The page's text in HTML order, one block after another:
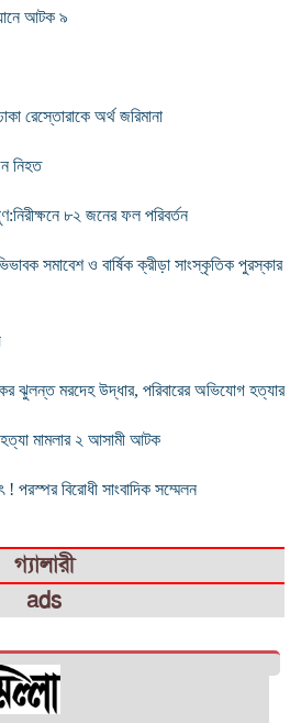
আটক ৯
রেস্তোরাকে অর্থ জরিমানা
নিহত
৮২ জনের ফল পরিবর্তন
সমাবেশ ও বার্ষিক ক্রীড়া সাংস্কৃতিক পুরস্কার
ঝুলন্ত মরদেহ উদ্ধার, পরিবারের অভিযোগ হত্যার
হত্যা মামলার ২ আসামী আটক
! পরস্পর বিরোধী সাংবাদিক সম্মেলন
গ্যালারী
ads